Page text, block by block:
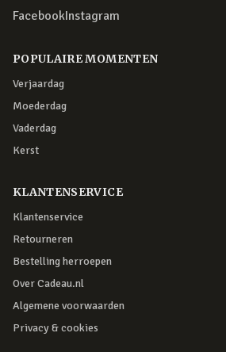
FacebookInstagram
POPULAIRE MOMENTEN
Verjaardag
Moederdag
Vaderdag
Kerst
KLANTENSERVICE
Klantenservice
Retourneren
Bestelling herroepen
Over Cadeau.nl
Algemene voorwaarden
Privacy & cookies